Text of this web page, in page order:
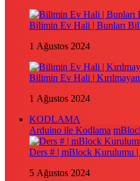
Bilimin Ev Hali | Bunları
1 Ağustos 2024
Bilimin Ev Hali |
1 Ağustos 2024
KODLAMA
Arduino ile Kodlama
Ders # | mBlock Kurulumu
5 Ağustos 2024